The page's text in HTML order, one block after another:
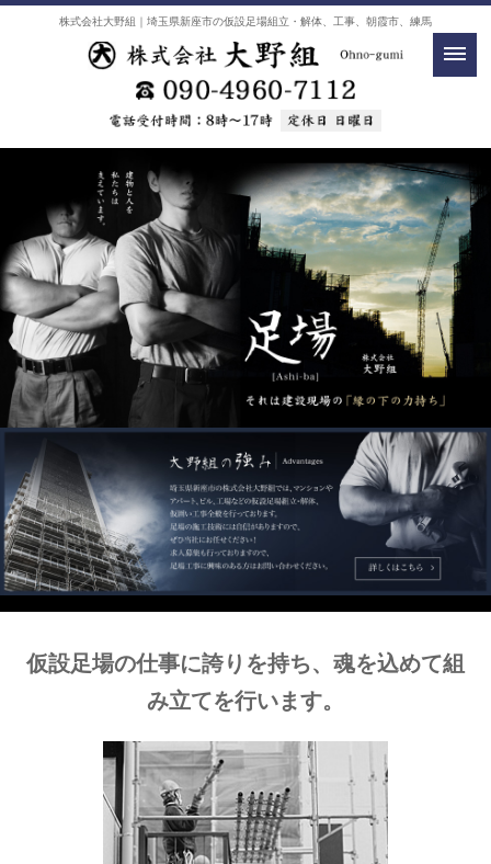
株式会社大野組｜埼玉県新座市の仮設足場組立・解体、工事、朝霞市、練馬
仮設足場の仕事に誇りを持ち、魂を込めて組
み立てを行います。